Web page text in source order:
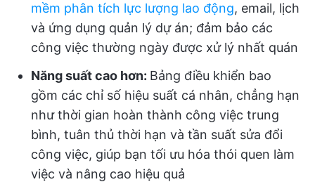
mềm phân tích lực lượng lao động, email, lịch
và ứng dụng quản lý dự án; đảm bảo các
công việc thường ngày được xử lý nhất quán
Năng suất cao hơn: Bảng điều khiển bao
gồm các chỉ số hiệu suất cá nhân, chẳng hạn
như thời gian hoàn thành công việc trung
bình, tuân thủ thời hạn và tần suất sửa đổi
công việc, giúp bạn tối ưu hóa thói quen làm
việc và nâng cao hiệu quả